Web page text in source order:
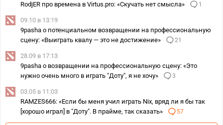
RodjER про времена в Virtus.pro: «Скучать нет смысла»
1
09.10 в 13:19
9pasha о потенциальном возвращении на профессиональную
сцену: «Выиграть квалу — это не достижение»
21
28.09 в 17:13
9pasha о возвращении на профессиональную сцену: «Это
нужно очень много в играть "Доту", я не хочу»
3
03.05 в 11:03
RAMZES666: «Если бы меня учил играть Nix, вряд ли я бы так
[хорошо играл] в "Доту". В прайме, так сказать»
57